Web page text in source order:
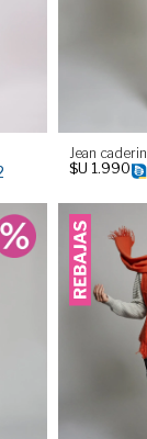
Jean caderin
$U 1.990